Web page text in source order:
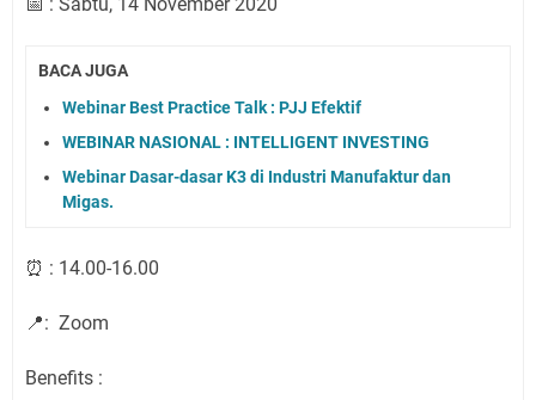
BACA JUGA
Webinar Best Practice Talk : PJJ Efektif
WEBINAR NASIONAL : INTELLIGENT INVESTING
Webinar Dasar-dasar K3 di Industri Manufaktur dan
Migas.
⏰ : 14.00-16.00
📍: Zoom
Benefits :